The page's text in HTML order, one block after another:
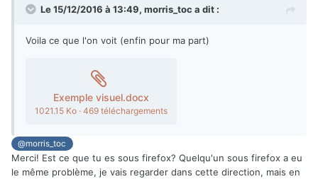
Le 15/12/2016 à 13:49, morris_toc a dit :
Voila ce que l'on voit (enfin pour ma part)
Exemple visuel.docx
1021.15 Ko · 469 téléchargements
@morris_toc
Merci! Est ce que tu es sous firefox? Quelqu'un sous firefox a eu
le même problème, je vais regarder dans cette direction, mais en